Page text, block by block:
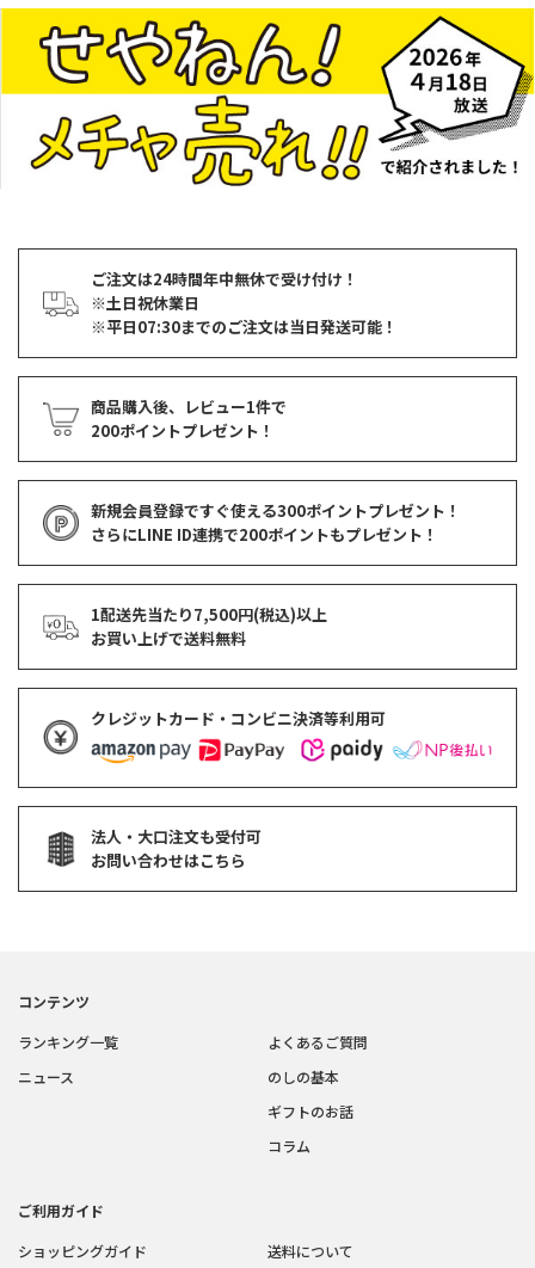
ご注文は24時間年中無休で受け付け！
※土日祝休業日
※平日07:30までのご注文は当日発送可能！
商品購入後、レビュー1件で
200ポイントプレゼント！
新規会員登録ですぐ使える300ポイントプレゼント！
さらにLINE ID連携で200ポイントもプレゼント！
1配送先当たり7,500円(税込)以上
お買い上げで送料無料
クレジットカード・コンビニ決済等利用可
法人・大口注文も受付可
お問い合わせはこちら
コンテンツ
ランキング一覧
ニュース
よくあるご質問
のしの基本
ギフトのお話
コラム
ご利用ガイド
ショッピングガイド
送料について